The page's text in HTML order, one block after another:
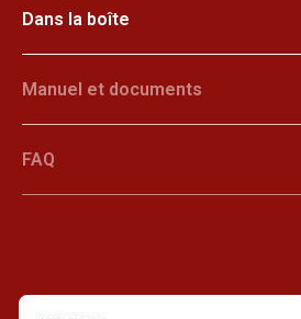
Dans la boîte
Manuel et documents
FAQ